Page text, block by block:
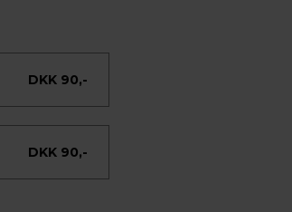
DKK 90,-
DKK 90,-